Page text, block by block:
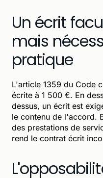
Un écrit
mais
pratique
L'article 1359 du Code
écrite à 1 500 €. En
dessus, un écrit est
le contenu de l'accord.
des prestations de
rend le contrat écrit